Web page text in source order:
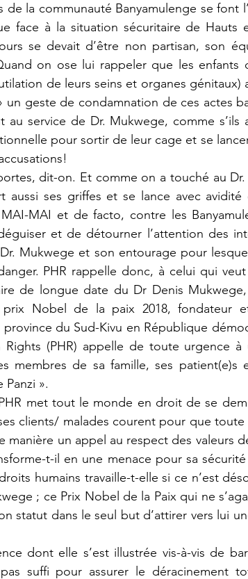
la communauté Banyamulenge se font
face à la situation sécuritaire de Hauts
se devait d’être non partisan, son
on ose lui rappeler que les enfants
de leurs seins et organes génitaux)
un geste de condamnation de ces actes
service de Dr. Mukwege, comme s’ils
pour sortir de leur cage et se
aussi ses griffes et se lance avec
MAI et de facto, contre les
et de détourner l’attention des
Mukwege et son entourage pour
PHR rappelle donc, à celui qui veut
de longue date du Dr Denis
prix Nobel de la paix 2018, fondateur
du Sud-Kivu en République
Rights (PHR) appelle de toute urgence à
membres de sa famille, ses patient(e)s
».
clients/ malades courent pour que toute
manière un appel au respect des valeurs
t-il en une menace pour sa
humains travaille-t-elle si ce n’est
; ce Prix Nobel de la Paix qui ne
statut dans le seul but d’attirer vers lui
pas suffi pour assurer le déracinement